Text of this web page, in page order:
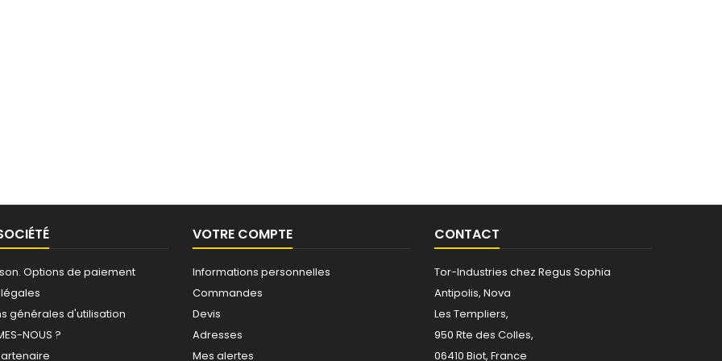
Options de paiement
générales d'utilisation
NOUS ?
VOTRE COMPTE
Informations personnelles
Commandes
Devis
Adresses
Mes alertes
CONTACT
Tor-Industries chez Regus Sophia
Antipolis, Nova
Les Templiers,
950 Rte des Colles,
06410 Biot, France